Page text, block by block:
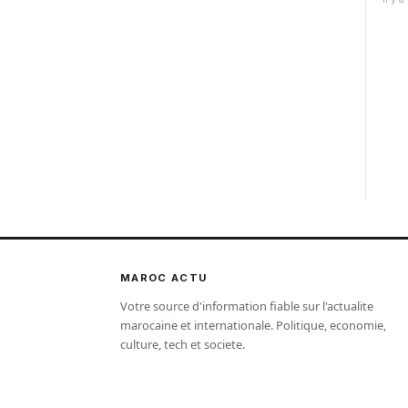
MAROC ACTU
Votre source d'information fiable sur l'actualite
marocaine et internationale. Politique, economie,
culture, tech et societe.